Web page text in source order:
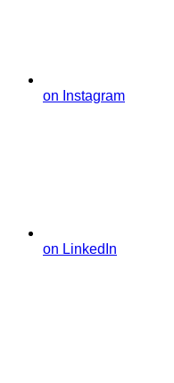
on Instagram
on LinkedIn